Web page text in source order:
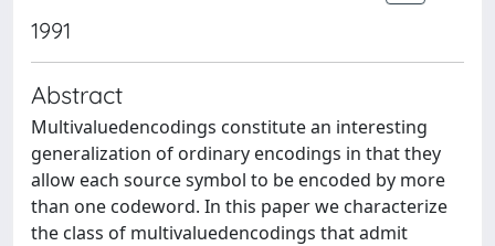
1991
Abstract
Multivaluedencodings constitute an interesting
generalization of ordinary encodings in that they
allow each source symbol to be encoded by more
than one codeword. In this paper we characterize
the class of multivaluedencodings that admit